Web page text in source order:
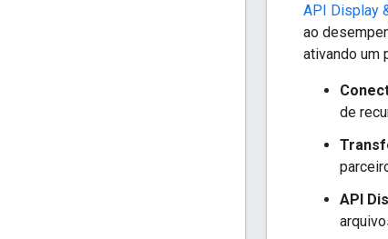
API Display
ao
ativando um
de
API